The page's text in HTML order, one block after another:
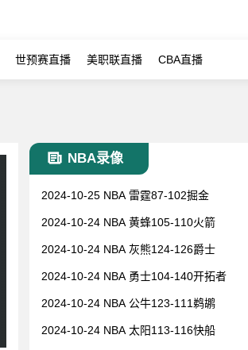
世预赛直播 美职联直播 CBA直播
NBA录像
2024-10-25 NBA 雷霆87-102掘金
2024-10-24 NBA 黄蜂105-110火箭
2024-10-24 NBA 灰熊124-126爵士
2024-10-24 NBA 勇士104-140开拓者
2024-10-24 NBA 公牛123-111鹈鹕
2024-10-24 NBA 太阳113-116快船